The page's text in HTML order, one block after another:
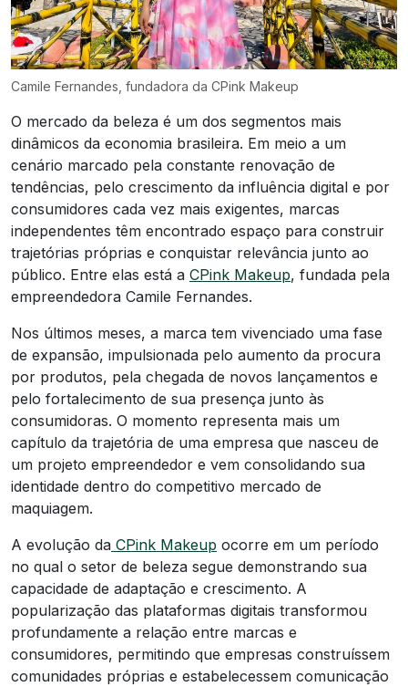
Camile Fernandes, fundadora da CPink Makeup
O mercado da beleza é um dos segmentos mais
dinâmicos da economia brasileira. Em meio a um
cenário marcado pela constante renovação de
tendências, pelo crescimento da influência digital e por
consumidores cada vez mais exigentes, marcas
independentes têm encontrado espaço para construir
trajetórias próprias e conquistar relevância junto ao
público. Entre elas está a CPink Makeup, fundada pela
empreendedora Camile Fernandes.
Nos últimos meses, a marca tem vivenciado uma fase
de expansão, impulsionada pelo aumento da procura
por produtos, pela chegada de novos lançamentos e
pelo fortalecimento de sua presença junto às
consumidoras. O momento representa mais um
capítulo da trajetória de uma empresa que nasceu de
um projeto empreendedor e vem consolidando sua
identidade dentro do competitivo mercado de
maquiagem.
A evolução da CPink Makeup ocorre em um período
no qual o setor de beleza segue demonstrando sua
capacidade de adaptação e crescimento. A
popularização das plataformas digitais transformou
profundamente a relação entre marcas e
consumidores, permitindo que empresas construíssem
comunidades próprias e estabelecessem comunicação